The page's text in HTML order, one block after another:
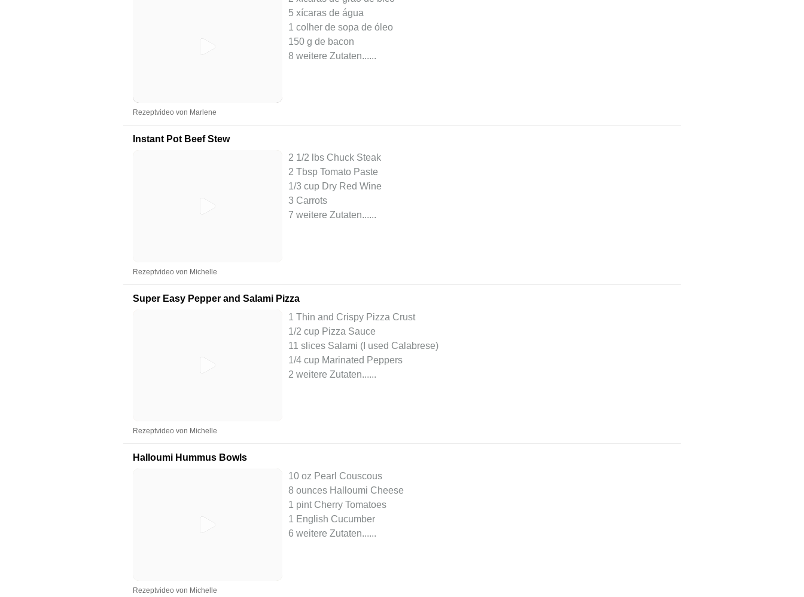
5 xícaras de água
1 colher de sopa de óleo
150 g de bacon
8 weitere Zutaten...
Rezeptvideo von Marlene
Instant Pot Beef Stew
2 1/2 lbs Chuck Steak
2 Tbsp Tomato Paste
1/3 cup Dry Red Wine
3 Carrots
7 weitere Zutaten......
Rezeptvideo von Michelle
Super Easy Pepper and Salami Pizza
1 Thin and Crispy Pizza Crust
1/2 cup Pizza Sauce
11 slices Salami (I used Calabrese)
1/4 cup Marinated Peppers
2 weitere Zutaten...
Rezeptvideo von Michelle
Halloumi Hummus Bowls
10 oz Pearl Couscous
8 ounces Halloumi Cheese
1 pint Cherry Tomatoes
1 English Cucumber
6 weitere Zutaten......
Rezeptvideo von Michelle